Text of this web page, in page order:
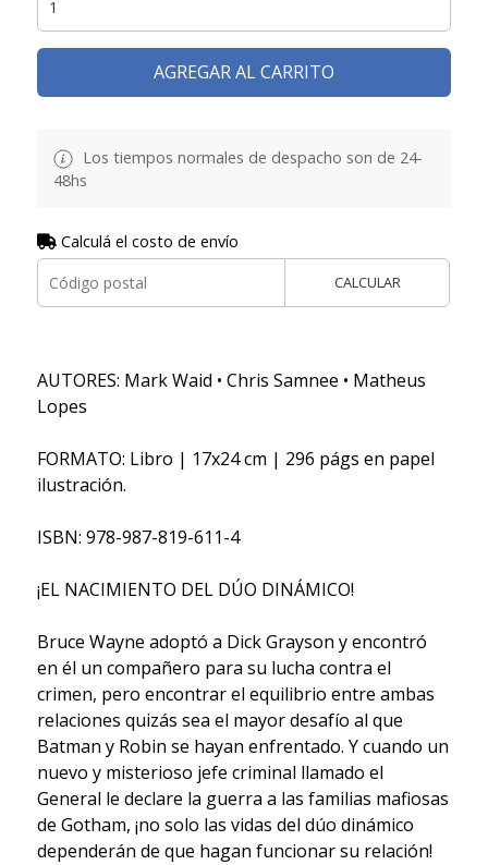
AGREGAR AL CARRITO
Los tiempos normales de despacho son de 24-
48hs
Calculá el costo de envío
CALCULAR
AUTORES: Mark Waid • Chris Samnee • Matheus
Lopes
FORMATO: Libro | 17x24 cm | 296 págs en papel
ilustración.
ISBN: 978-987-819-611-4
¡EL NACIMIENTO DEL DÚO DINÁMICO!
Bruce Wayne adoptó a Dick Grayson y encontró
en él un compañero para su lucha contra el
crimen, pero encontrar el equilibrio entre ambas
relaciones quizás sea el mayor desafío al que
Batman y Robin se hayan enfrentado. Y cuando un
nuevo y misterioso jefe criminal llamado el
General le declare la guerra a las familias mafiosas
de Gotham, ¡no solo las vidas del dúo dinámico
dependerán de que hagan funcionar su relación!